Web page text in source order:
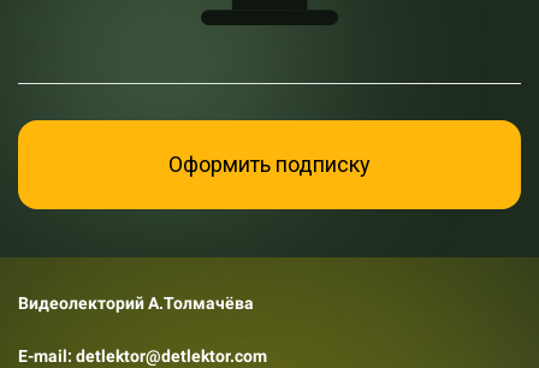
Оформить подписку
Видеолекторий А.Толмачёва
E-mail: detlektor@detlektor.com